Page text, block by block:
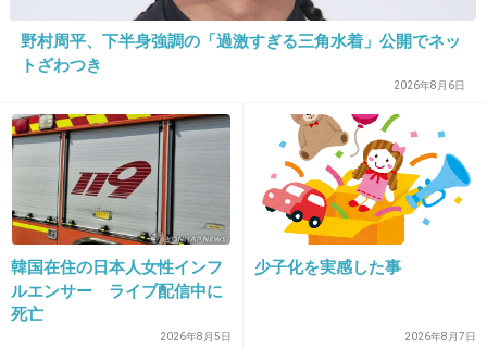
＞１８
フランス語かと思ったら「ホームでコンコン」
だったｗｗｗｗ
+24
20. 匿名
野村周平、下半身強調の「過激すぎる三角水着」公開でネッ
トざわつき
2026年8月6日
韓国在住の日本人女性インフ
ルエンサー ライブ配信中に
死亡
2026年8月5日
少子化を実感した事
2026年8月7日